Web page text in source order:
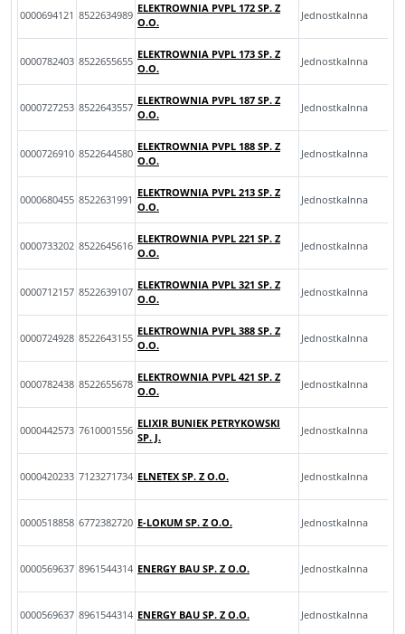
0000694121 8522634989
ELEKTROWNIA PVPL 172 SP. Z
O.O.
JednostkaInna
0000782403 8522655655
ELEKTROWNIA PVPL 173 SP. Z
O.O.
JednostkaInna
0000727253 8522643557
ELEKTROWNIA PVPL 187 SP. Z
O.O.
JednostkaInna
0000726910 8522644580
ELEKTROWNIA PVPL 188 SP. Z
O.O.
JednostkaInna
0000680455 8522631991
ELEKTROWNIA PVPL 213 SP. Z
O.O.
JednostkaInna
0000733202 8522645616
ELEKTROWNIA PVPL 221 SP. Z
O.O.
JednostkaInna
0000712157 8522639107
ELEKTROWNIA PVPL 321 SP. Z
O.O.
JednostkaInna
0000724928 8522643155
ELEKTROWNIA PVPL 388 SP. Z
O.O.
JednostkaInna
0000782438 8522655678
ELEKTROWNIA PVPL 421 SP. Z
O.O.
JednostkaInna
0000442573 7610001556
ELIXIR BUNIEK PETRYKOWSKI
SP. J.
JednostkaInna
0000420233 7123271734 ELNETEX SP. Z O.O. JednostkaInna
0000518858 6772382720 E-LOKUM SP. Z O.O. JednostkaInna
0000569637 8961544314 ENERGY BAU SP. Z O.O. JednostkaInna
0000569637 8961544314 ENERGY BAU SP. Z O.O. JednostkaInna